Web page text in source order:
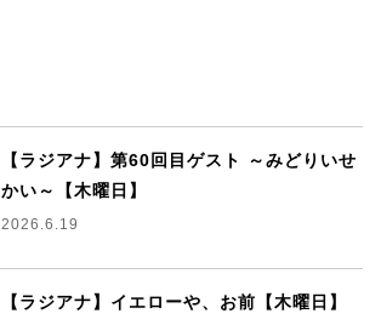
【ラジアナ】第60回目ゲスト ～みどりいせ
かい～【木曜日】
2026.6.19
【ラジアナ】イエローや、お前【木曜日】